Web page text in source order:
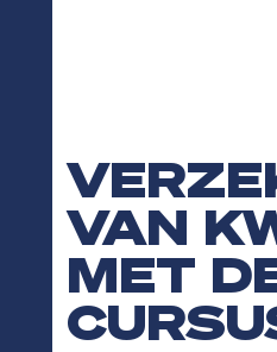
VAN
MET